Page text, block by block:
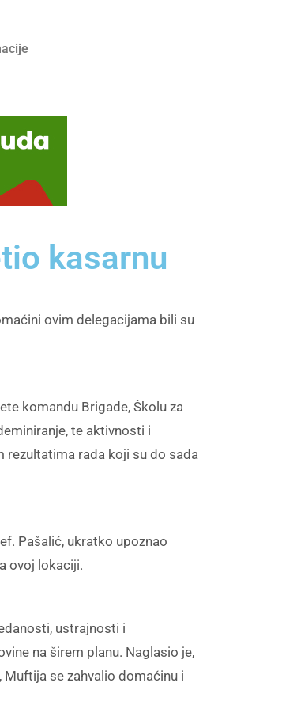
kasarnu
ovim delegacijama bili su
komandu Brigade, Školu za
te aktivnosti i
rezultatima rada koji su do sada
Pašalić, ukratko upoznao
ovoj lokaciji.
ustrajnosti i
na širem planu. Naglasio je,
Muftija se zahvalio domaćinu i